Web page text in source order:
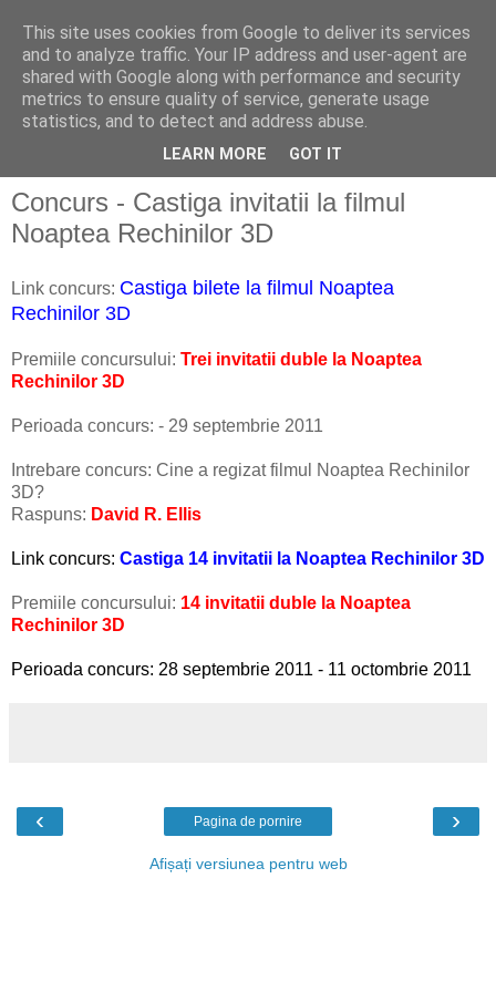
Concursuri
Concurs - Castiga invitatii la filmul
Noaptea Rechinilor 3D
Link concurs: Castiga bilete la filmul Noaptea
Rechinilor 3D
Premiile concursului: Trei invitatii duble la Noaptea
Rechinilor 3D
Perioada concurs: - 29 septembrie 2011
Intrebare concurs: Cine a regizat filmul Noaptea Rechinilor
3D?
Raspuns: David R. Ellis
Link concurs: Castiga 14 invitatii la Noaptea Rechinilor 3D
Premiile concursului: 14 invitatii duble la Noaptea
Rechinilor 3D
Perioada concurs: 28 septembrie 2011 - 11 octombrie 2011
‹ ›
Pagina de pornire
Afișați versiunea pentru web
This site uses cookies from Google to deliver its services
and to analyze traffic. Your IP address and user-agent are
shared with Google along with performance and security
metrics to ensure quality of service, generate usage
statistics, and to detect and address abuse.
LEARN MORE GOT IT